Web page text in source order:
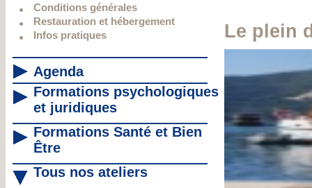
Conditions générales
Restauration et hébergement
Infos pratiques
Agenda
Formations psychologiques
et juridiques
Formations Santé et Bien
Être
Tous nos ateliers
Le plein